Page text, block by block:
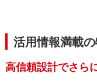
活用情報満載
高信頼設計でさら